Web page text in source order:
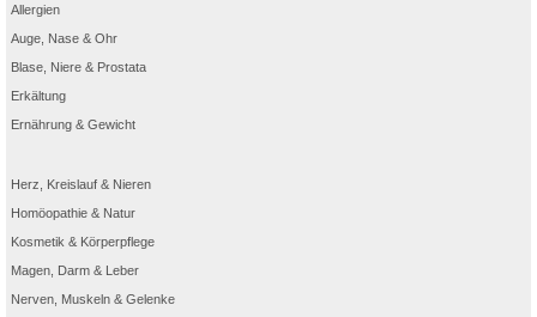
Allergien
Auge, Nase & Ohr
Blase, Niere & Prostata
Erkältung
Ernährung & Gewicht
Herz, Kreislauf & Nieren
Homöopathie & Natur
Kosmetik & Körperpflege
Magen, Darm & Leber
Nerven, Muskeln & Gelenke